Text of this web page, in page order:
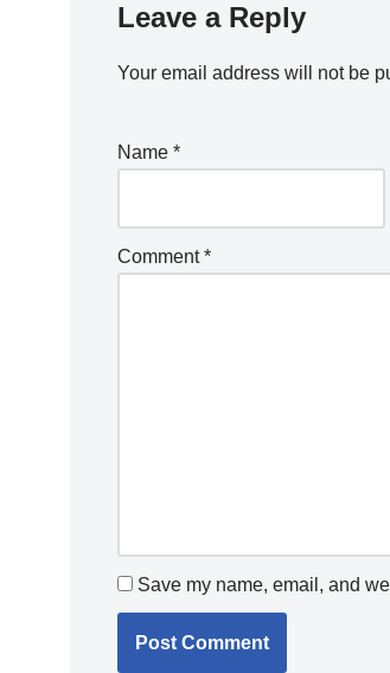
Leave a Reply
Your email address will not be
Name *
Comment*
Save my name, email, and